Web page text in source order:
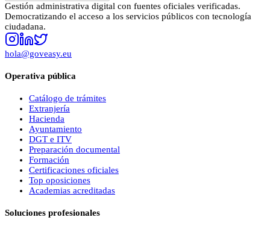
Gestión administrativa digital con fuentes oficiales verificadas.
Democratizando el acceso a los servicios públicos con tecnología
ciudadana.
hola@goveasy.eu
Operativa pública
Catálogo de trámites
Extranjería
Hacienda
Ayuntamiento
DGT e ITV
Preparación documental
Formación
Certificaciones oficiales
Top oposiciones
Academias acreditadas
Soluciones profesionales